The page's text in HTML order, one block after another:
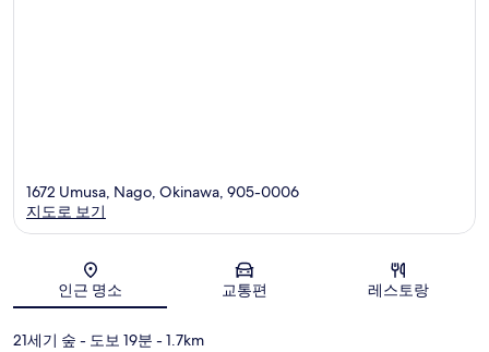
지도
1672 Umusa, Nago, Okinawa, 905-0006
지도로 보기
인근 명소 교통편 레스토랑
21세기 숲 - 도보 19분 - 1.7km